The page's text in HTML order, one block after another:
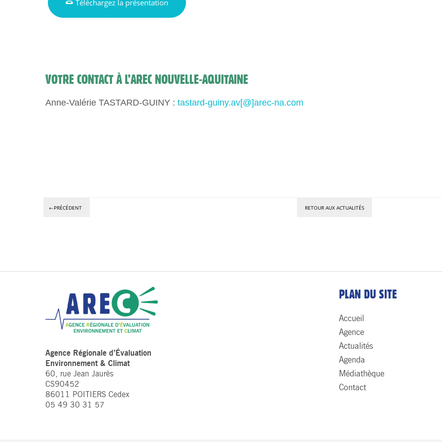
Téléchargez la présentation
VOTRE CONTACT À L’AREC NOUVELLE-AQUITAINE
Anne-Valérie TASTARD-GUINY : tastard-guiny.av[@]arec-na.com
←PRÉCÉDENT RETOUR AUX ACTUALITÉS
Agence Régionale d’Évaluation
Environnement & Climat
60, rue Jean Jaurès
CS90452
86011 POITIERS Cedex
05 49 30 31 57
PLAN DU SITE
Accueil
Agence
Actualités
Agenda
Médiathèque
Contact